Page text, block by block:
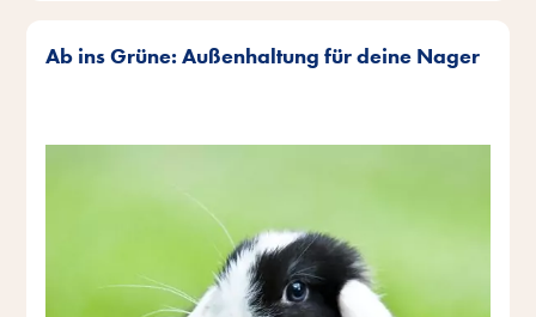
Ab ins Grüne: Außenhaltung für deine Nager